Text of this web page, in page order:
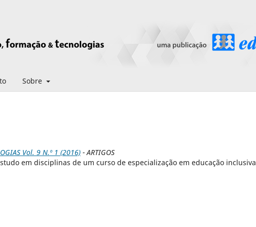
Sobre
Vol. 9 N.º 1 (2016) - ARTIGOS
em disciplinas de um curso de especialização em educação inclusiva